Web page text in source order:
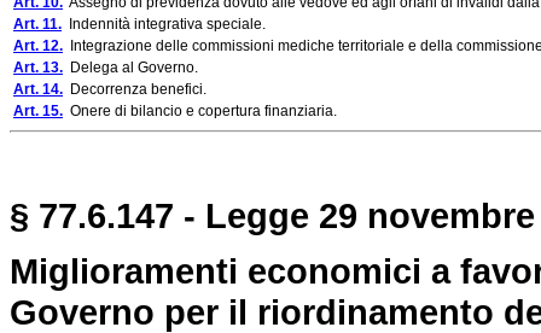
Art. 11. Indennità integrativa speciale.
Art. 12. Integrazione delle commissioni mediche territoriale e della
Art. 13. Delega al Governo.
Art. 14. Decorrenza benefici.
Art. 15. Onere di bilancio e copertura finanziaria.
§ 77.6.147 - Legge 29
Miglioramenti economici a
Governo per il riordinamento